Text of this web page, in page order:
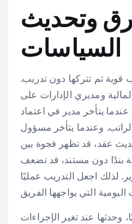
وتحديث
السياسات
ثم تتركها دون تدريب.
ومديري الإدارات على
عندما يتأخر مدير في اعتماد
وعندما يتأخر مسؤول
عقد، قد تظهر فجوة بين
بندًا دون مستند، قد تضعف
لذلك اجعل التدريب عمليًا
وحدثها عند تغير الإجراءات